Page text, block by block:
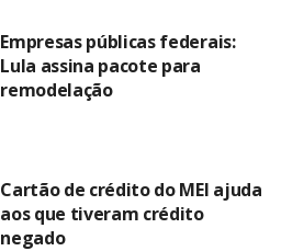
Empresas públicas federais:
Lula assina pacote para
remodelação
Cartão de crédito do MEI ajuda
aos que tiveram crédito
negado